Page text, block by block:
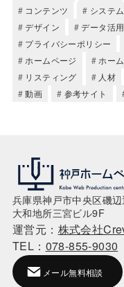
コンテンツ
システ
デザイン
データ活用
プライバシーポリシー
ホームページ
ホー
リスティング
人材
動画
参考サイト
兵庫県神戸市中央区磯
大和地所三宮ビル9F
運営元： 株式会社
TEL： 078-855-9030
メール無料相談